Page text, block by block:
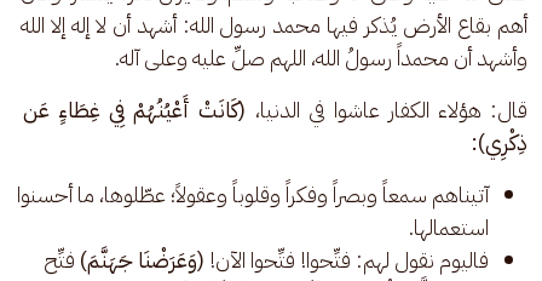
أهم بقاع الأرض يُذكر فيها محمد رسول الله: أشهد أن لا إله إلا الله
وأشهد أن محمداً رسولُ الله، اللهم صلِّ عليه وعلى آله.
قال: هؤلاء الكفار عاشوا في الدنيا، (كَانَتْ أَعْيُنُهُمْ فِي غِطَاءٍ عَن
ذِكْرِي):
آتيناهم سمعاً وبصراً وفكراً وقلوباً وعقولاً؛ عطّلوها، ما أحسنوا
استعمالها.
فاليوم نقول لهم: فتِّحوا! فتِّحوا الآن! (وَعَرَضْنَا جَهَنَّمَ) فتِّح